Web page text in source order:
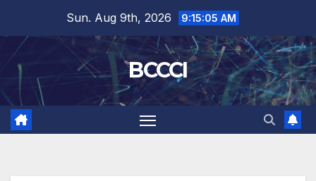
content
Sun. Aug 9th, 2026 9:15:06 AM
BCCCI